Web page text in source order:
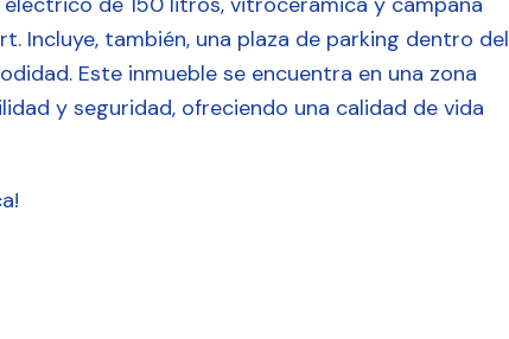
Incluye, también, una plaza de parking dentro del
Este inmueble se encuentra en una zona
y seguridad, ofreciendo una calidad de vida